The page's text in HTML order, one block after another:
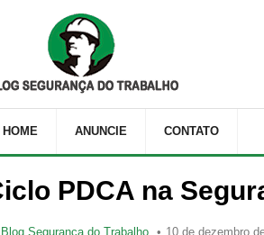
HOME ANUNCIE CONTATO
PDCA na
Blog Segurança do Trabalho 10 de dezembro